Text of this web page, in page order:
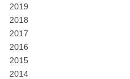
2019
2018
2017
2016
2015
2014